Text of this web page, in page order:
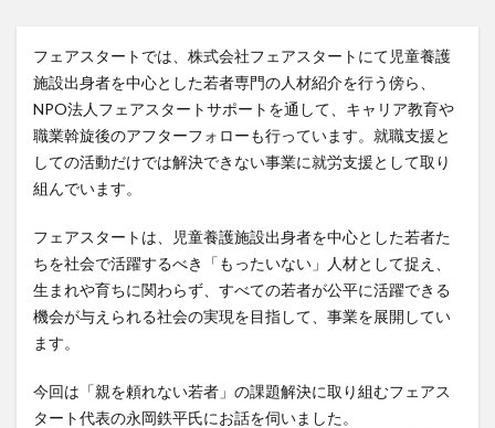
フェアスタートでは、株式会社フェアスタートにて児童養護
施設出身者を中心とした若者専門の人材紹介を行う傍ら、
NPO法人フェアスタートサポートを通して、キャリア教育や
職業斡旋後のアフターフォローも行っています。就職支援と
しての活動だけでは解決できない事業に就労支援として取り
組んでいます。
フェアスタートは、児童養護施設出身者を中心とした若者た
ちを社会で活躍するべき「もったいない」人材として捉え、
生まれや育ちに関わらず、すべての若者が公平に活躍できる
機会が与えられる社会の実現を目指して、事業を展開してい
ます。
今回は「親を頼れない若者」の課題解決に取り組むフェアス
タート代表の永岡鉄平氏にお話を伺いました。